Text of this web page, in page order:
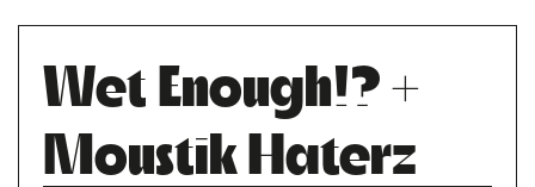
Wet Enough!? +
Moustik Haterz